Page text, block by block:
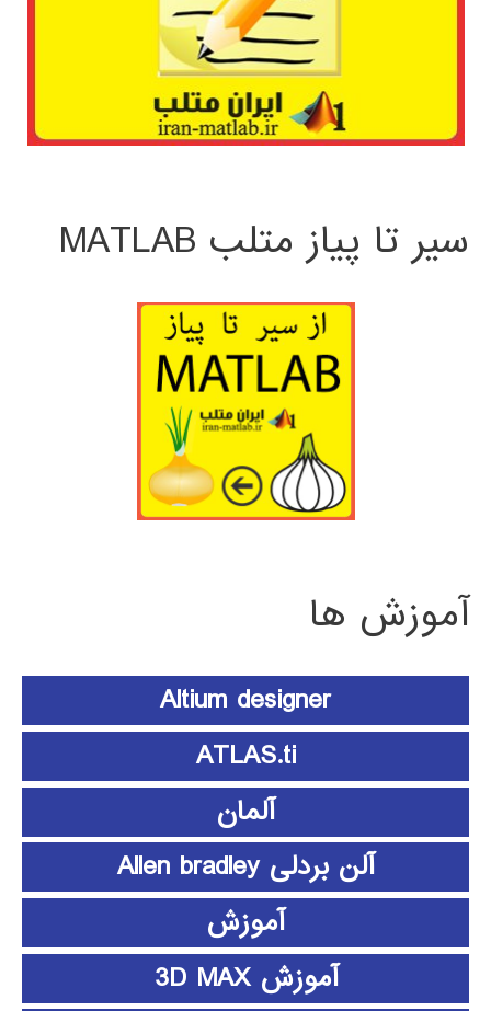
سیر تا پیاز متلب MATLAB
آموزش ها
Altium designer
ATLAS.ti
آلمان
آلن بردلی Allen bradley
آموزش
آموزش 3D MAX